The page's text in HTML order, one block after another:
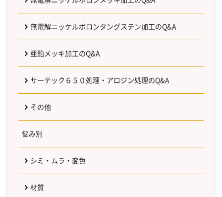
無電解ニッケルボロンタングステン加工のQ&A
亜鉛メッキ加工のQ&A
サーテック６５０処理・アロジン処理のQ&A
その他
悩み別
シミ・ムラ・変色
材質